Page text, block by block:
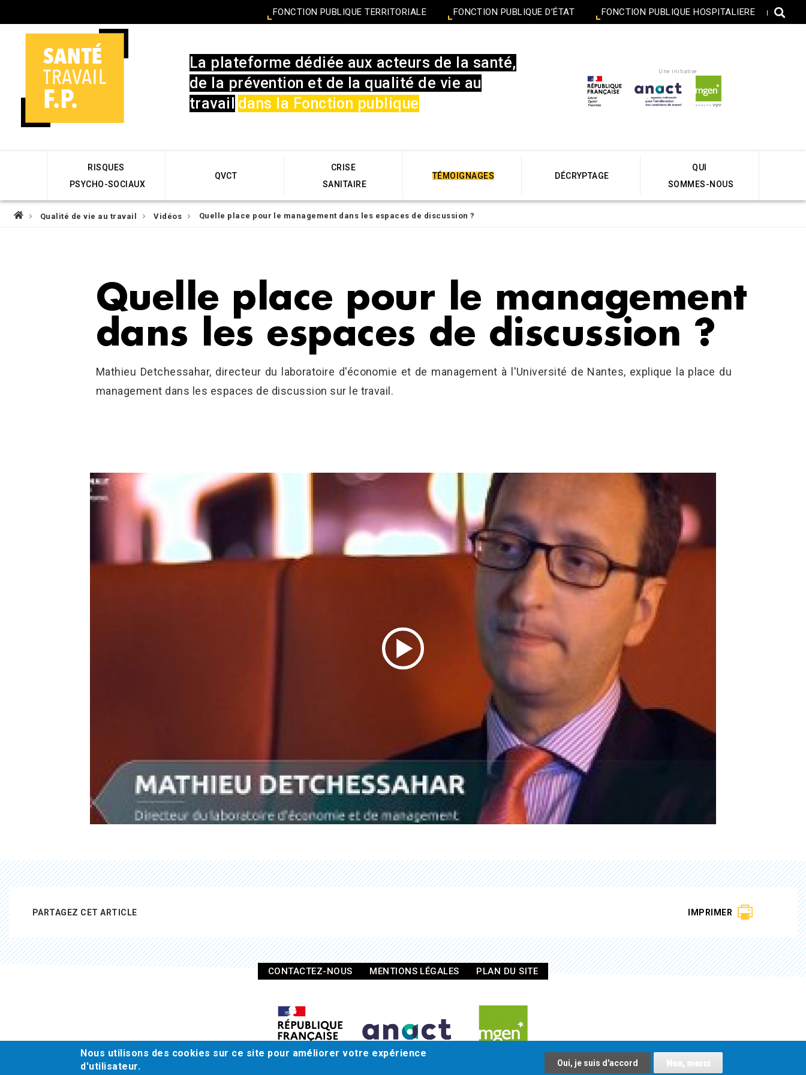
to
navigation
account
FONCTION PUBLIQUE TERRITORIALE FONCTION PUBLIQUE D’ÉTAT FONCTION PUBLIQUE HOSPITALIERE
La plateforme dédiée aux acteurs de la santé,
de la prévention et de la qualité de vie au
travail dans la Fonction publique
Une initiative
RISQUES
PSYCHO-SOCIAUX
QVCT
CRISE
SANITAIRE
TÉMOIGNAGES DÉCRYPTAGE
QUI
SOMMES-NOUS
Fil
Qualité de vie au travail Vidéos Quelle place pour le management dans les espaces de discussion ?
Quelle place pour le management
dans les espaces de discussion ?
Mathieu Detchessahar, directeur du laboratoire d'économie et de management à l'Université de Nantes, explique la place du
management dans les espaces de discussion sur le travail.
PARTAGEZ CET ARTICLE IMPRIMER
CONTACTEZ-NOUS MENTIONS LÉGALES PLAN DU SITE
Nous utilisons des cookies sur ce site pour améliorer votre expérience
d'utilisateur.
Oui, je suis d'accord Non, merci